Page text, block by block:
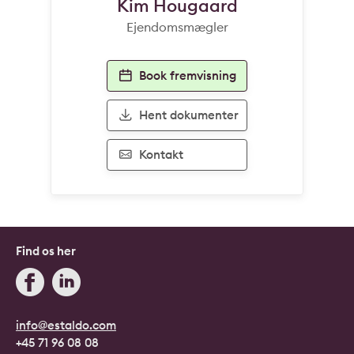
naturen, historien og fællesskabet, som præger området.
I forlængelse af Åbrinken ligger også Brede Børnehave,
naturbørnehave.
Velkommen til Brede og Åbrinken, hvor I får et hjem med
sjæl, historie og en beliggenhed, som er umulig at finde
andre steder så tæt på København.
Kim Hougaard
Ejendomsmægler
Book fremvisning
Hent dokumenter
Kontakt
info@estaldo.com
+45 71 96 08 08
Find os her